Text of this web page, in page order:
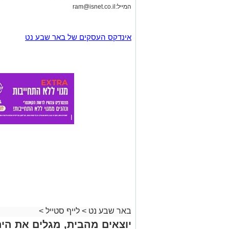
המייל: ram@isnet.co.il
אינדקס העסקים של באר שבע נט
באר שבע נט > לייף סטייל >
יוצאים מהבית, מגלים את